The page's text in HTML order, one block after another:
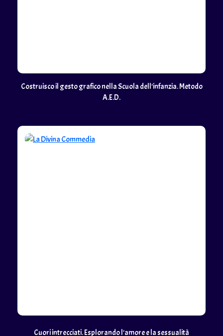
Costruisco il gesto grafico nella Scuola dell'infanzia. Metodo
A.E.D.
Cuori intrecciati. Esplorando l'amore e la sessualità